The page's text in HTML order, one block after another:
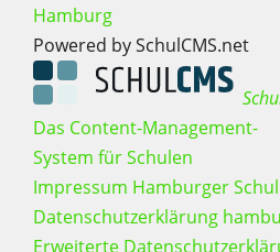
Hamburg
Powered by SchulCMS.net
Das Content-Management-
System für Schulen
Impressum Hamburger
Datenschutzerklärung
Erweiterte